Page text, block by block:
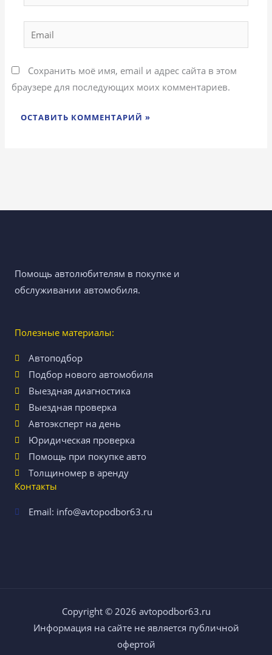
Сохранить моё имя, email и адрес сайта в этом
браузере для последующих моих комментариев.
Помощь автолюбителям в покупке и
обслуживании автомобиля.
Полезные материалы:
Автоподбор
Подбор нового автомобиля
Выездная диагностика
Выездная проверка
Автоэксперт на день
Юридическая проверка
Помощь при покупке авто
Толщиномер в аренду
Контакты
Email: info@avtopodbor63.ru
Copyright © 2026 avtopodbor63.ru
Информация на сайте не является публичной
офертой